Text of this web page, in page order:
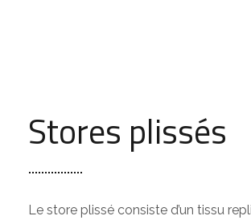
Stores plissés
Le store plissé consiste d’un tissu